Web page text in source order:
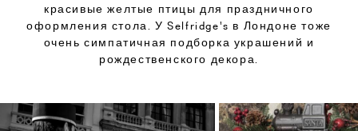
красивые желтые птицы для праздничного
оформления стола. У Selfridge's в Лондоне тоже
очень симпатичная подборка украшений и
рождественского декора.